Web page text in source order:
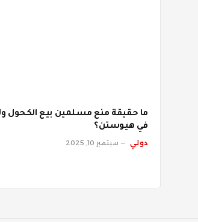
ما حقيقة منع مسلمين بيع الكحول
في هيوستن؟
دولي سبتمبر 10, 2025